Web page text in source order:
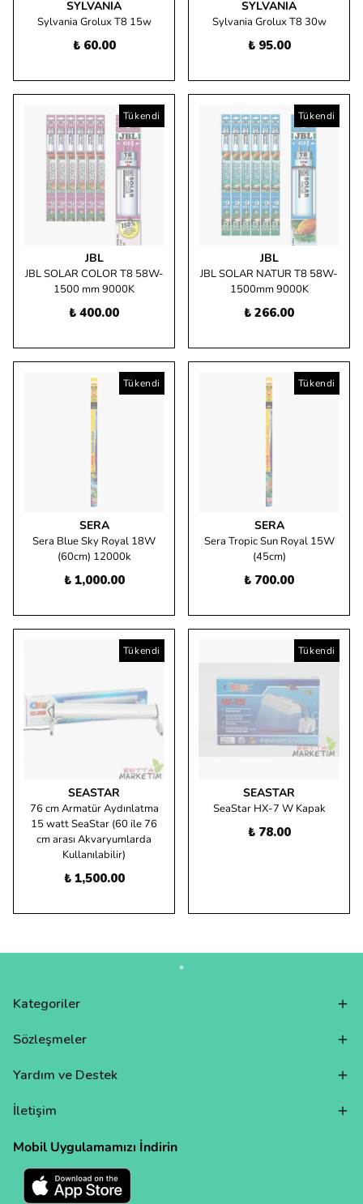
SYLVANIA
Sylvania Grolux T8 15w
₺ 60.00
SYLVANIA
Sylvania Grolux T8 30w
₺ 95.00
Tükendi
JBL
JBL SOLAR COLOR T8 58W-
1500 mm 9000K
₺ 400.00
Tükendi
JBL
JBL SOLAR NATUR T8 58W-
1500mm 9000K
₺ 266.00
Tükendi
SERA
Sera Blue Sky Royal 18W
(60cm) 12000k
₺ 1,000.00
Tükendi
SERA
Sera Tropic Sun Royal 15W
(45cm)
₺ 700.00
Tükendi
SEASTAR
76 cm Armatür Aydınlatma
15 watt SeaStar (60 ile 76
cm arası Akvaryumlarda
Kullanılabilir)
₺ 1,500.00
Tükendi
SEASTAR
SeaStar HX-7 W Kapak
₺ 78.00
Kategoriler
Sözleşmeler
Yardım ve Destek
İletişim
Mobil Uygulamamızı İndirin